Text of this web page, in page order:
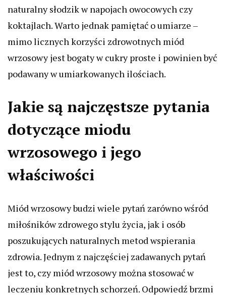
naturalny słodzik w napojach owocowych czy
koktajlach. Warto jednak pamiętać o umiarze –
mimo licznych korzyści zdrowotnych miód
wrzosowy jest bogaty w cukry proste i powinien być
podawany w umiarkowanych ilościach.
Jakie są najczęstsze pytania
dotyczące miodu
wrzosowego i jego
właściwości
Miód wrzosowy budzi wiele pytań zarówno wśród
miłośników zdrowego stylu życia, jak i osób
poszukujących naturalnych metod wspierania
zdrowia. Jednym z najczęściej zadawanych pytań
jest to, czy miód wrzosowy można stosować w
leczeniu konkretnych schorzeń. Odpowiedź brzmi